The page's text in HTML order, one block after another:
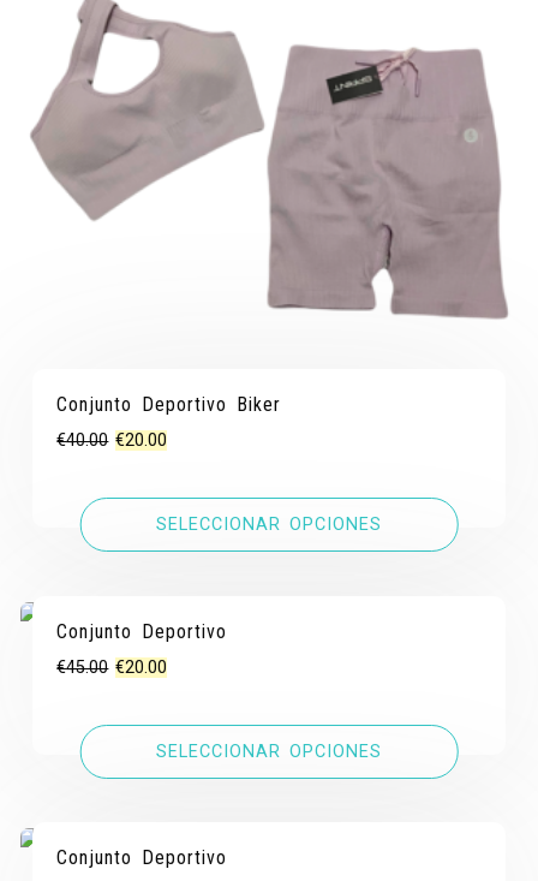
Conjunto Deportivo Biker
€40.00 El
original
€20.00
actual
es:
SELECCIONAR OPCIONES
Conjunto Deportivo
€45.00 El
original
€20.00
actual
es:
SELECCIONAR OPCIONES
Conjunto Deportivo